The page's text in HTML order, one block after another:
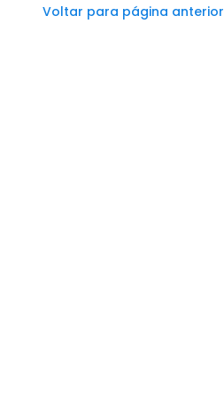
Voltar para página anterior